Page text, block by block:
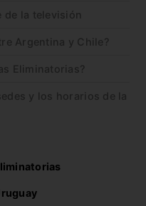
de la televisión
Argentina y Chile?
Eliminatorias?
y los horarios de la